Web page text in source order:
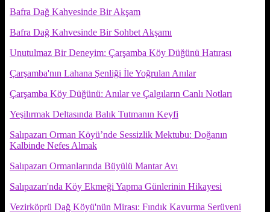
Bafra Dağ Kahvesinde Bir Akşam
Bafra Dağ Kahvesinde Bir Sohbet Akşamı
Unutulmaz Bir Deneyim: Çarşamba Köy Düğünü Hatırası
Çarşamba'nın Lahana Şenliği İle Yoğrulan Anılar
Çarşamba Köy Düğünü: Anılar ve Çalgıların Canlı Notları
Yeşilırmak Deltasında Balık Tutmanın Keyfi
Salıpazarı Orman Köyü’nde Sessizlik Mektubu: Doğanın
Kalbinde Nefes Almak
Salıpazarı Ormanlarında Büyülü Mantar Avı
Salıpazarı'nda Köy Ekmeği Yapma Günlerinin Hikayesi
Vezirköprü Dağ Köyü'nün Mirası: Fındık Kavurma Serüveni